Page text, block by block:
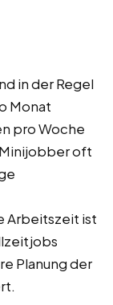
in der Regel
Monat
pro Woche
oft
Arbeitszeit ist
Planung der